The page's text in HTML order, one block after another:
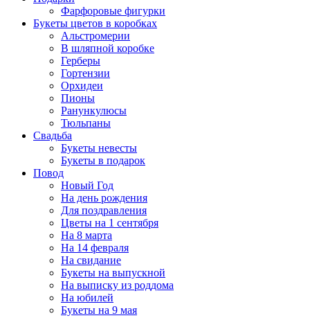
Фарфоровые фигурки
Букеты цветов в коробках
Альстромерии
В шляпной коробке
Герберы
Гортензии
Орхидеи
Пионы
Ранункулюсы
Тюльпаны
Свадьба
Букеты невесты
Букеты в подарок
Повод
Новый Год
На день рождения
Для поздравления
Цветы на 1 сентября
На 8 марта
На 14 февраля
На свидание
Букеты на выпускной
На выписку из роддома
На юбилей
Букеты на 9 мая